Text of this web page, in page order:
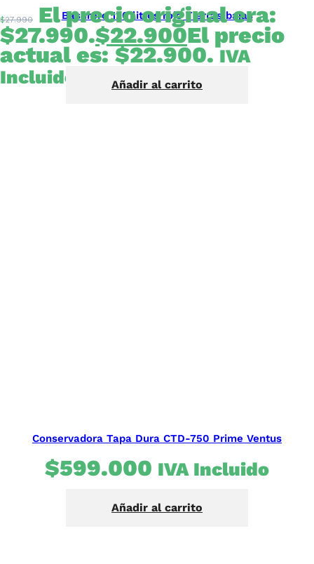
Basurero 120 litros rojo Tierras bajas
$27.990 El precio original era:
$27.990.$22.900El precio
actual es: $22.900. IVA
Incluido
Añadir al carrito
Conservadora Tapa Dura CTD-750 Prime Ventus
$599.000 IVA Incluido
Añadir al carrito